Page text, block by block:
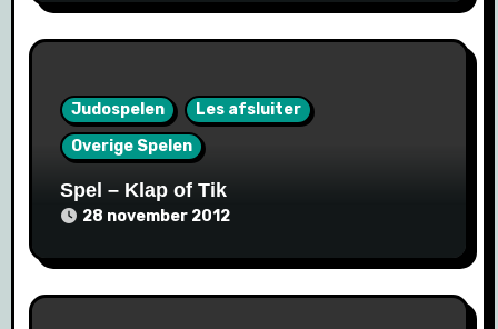
Judospelen
Les afsluiter
Overige Spelen
Spel – Klap of Tik
28 november 2012